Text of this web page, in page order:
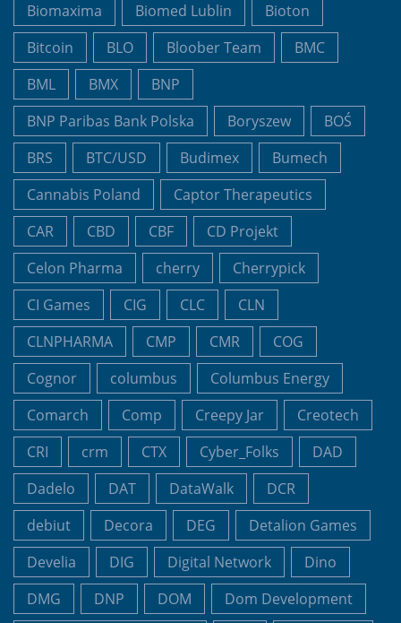
Biomaxima
Biomed Lublin
Bioton
Bitcoin
BLO Bloober Team
BMC
BML
BMX
BNP
BNP Paribas Bank Polska
Boryszew
BOŚ
BRS
BTC/USD Budimex
Bumech
Cannabis Poland
Captor Therapeutics
CAR
CBD CBF
CD Projekt
Celon Pharma
cherry
Cherrypick
CI Games
CIG CLC
CLN
CLNPHARMA
CMP CMR
COG
Cognor
columbus
Columbus Energy
Comarch
Comp Creepy Jar
Creotech
CRI
crm CTX Cyber_Folks
DAD
Dadelo
DAT DataWalk
DCR
debiut
Decora DEG
Detalion Games
Develia
DIG Digital Network
Dino
DMG
DNP DOM
Dom Development